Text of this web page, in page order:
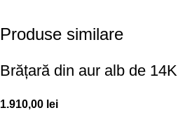
Produse similare
Brățară din aur alb de 14K
1.910,00 lei